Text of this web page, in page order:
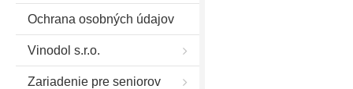
Ochrana osobných údajov
Vinodol s.r.o.
Zariadenie pre seniorov